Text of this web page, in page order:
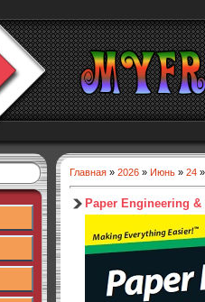
Главная » 2026 » Июнь » 24
Paper Engineering